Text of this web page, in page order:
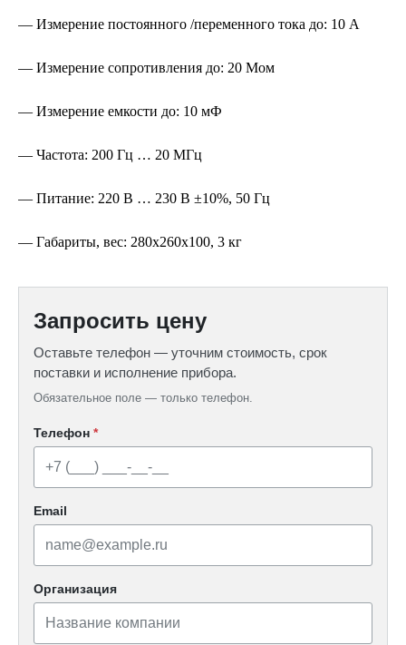
— Измерение постоянного /переменного тока до: 10 А
— Измерение сопротивления до: 20 Мом
— Измерение емкости до: 10 мФ
— Частота: 200 Гц … 20 МГц
— Питание: 220 В … 230 В ±10%, 50 Гц
— Габариты, вес: 280х260х100, 3 кг
Запросить цену
Оставьте телефон — уточним стоимость, срок
поставки и исполнение прибора.
Обязательное поле — только телефон.
Телефон *
Email
Организация